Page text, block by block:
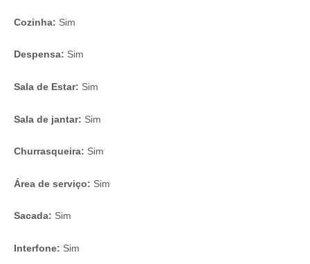
Cozinha: Sim
Despensa: Sim
Sala de Estar: Sim
Sala de jantar: Sim
Churrasqueira: Sim
Área de serviço: Sim
Sacada: Sim
Interfone: Sim